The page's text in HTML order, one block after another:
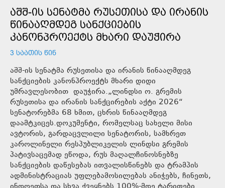
ᲐᲨᲨ-ᲘᲡ ᲡᲔᲜᲐᲢᲛᲐ ᲠᲣᲡᲔᲗᲘᲡᲐ ᲓᲐ ᲘᲠᲐᲜᲘᲡ
ᲬᲘᲜᲐᲐᲦᲛᲓᲔᲒ ᲡᲐᲜᲥᲪᲘᲔᲑᲘᲡ
ᲙᲐᲜᲝᲜᲞᲠᲝᲔᲥᲢᲡ ᲛᲮᲐᲠᲘ ᲓᲐᲣᲭᲘᲠᲐ
3 ᲡᲐᲐᲗᲘᲡ ᲬᲘᲜ
აშშ-ის სენატმა რუსეთისა და ირანის წინააღმდეგ
სანქციების კანონპროექტს მხარი დიდი
უმრავლესობით დაუჭირა.„ლინდსი ო. გრემის
რუსეთისა და ირანის სანქცირების აქტი 2026“
სენატორებმა 68 ხმით, ცხრის წინააღმდეგ
დაამტკიცეს.დოკუმენტი, რომელსაც სახელი მისი
ავტორის, გარდაცვლილი სენატორის, სამხრეთ
კაროლინელი რესპუბლიკელის ლინდსი გრემის
პატივსაცემად ეწოდა, რუს მაღალჩინოსნებზე
სანქციების დაწესებას ითვალისწინებს და ტრამპის
ადმინისტრაციას უფლებამოსილებას ანიჭებს, ჩინეთს,